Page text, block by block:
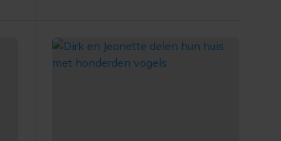
verwelkomen met de bekende
sinterklaas-meezingers.